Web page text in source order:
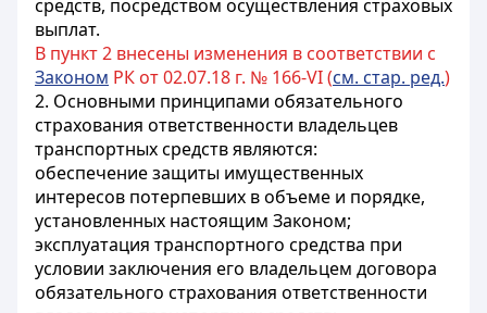
средств, посредством осуществления страховых
выплат.
В пункт 2 внесены изменения в соответствии с
Законом РК от 02.07.18 г. № 166-VI (см. стар. ред.)
2. Основными принципами обязательного
страхования ответственности владельцев
транспортных средств являются:
обеспечение защиты имущественных
интересов потерпевших в объеме и порядке,
установленных настоящим Законом;
эксплуатация транспортного средства при
условии заключения его владельцем договора
обязательного страхования ответственности